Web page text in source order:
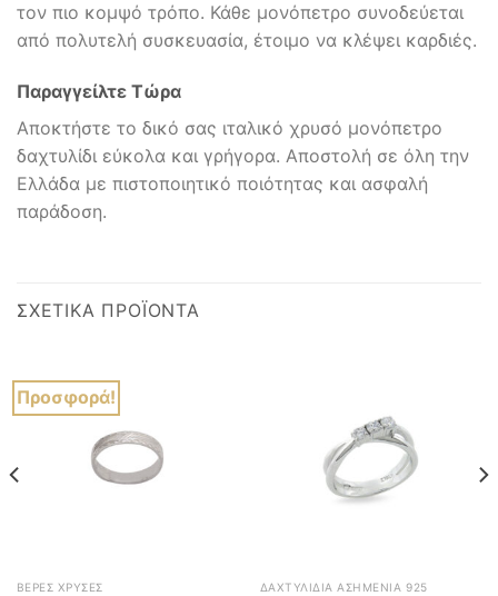
τον πιο κομψό τρόπο. Κάθε μονόπετρο συνοδεύεται
από πολυτελή συσκευασία, έτοιμο να κλέψει καρδιές.
Παραγγείλτε Τώρα
Αποκτήστε το δικό σας ιταλικό χρυσό μονόπετρο
δαχτυλίδι εύκολα και γρήγορα. Αποστολή σε όλη την
Ελλάδα με πιστοποιητικό ποιότητας και ασφαλή
παράδοση.
ΣΧΕΤΙΚΆ ΠΡΟΪΌΝΤΑ
Προσφορά!
ΒΈΡΕΣ ΧΡΥΣΈΣ ΔΑΧΤΥΛΊΔΙΑ ΑΣΗΜΈΝΙΑ 925